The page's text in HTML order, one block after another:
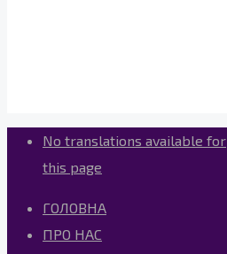
No translations available for
this page
ГОЛОВНА
ПРО НАС